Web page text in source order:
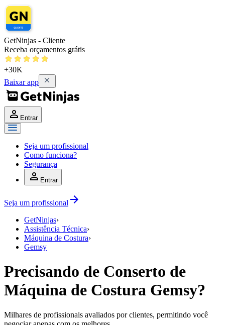
GetNinjas - Cliente
Receba orçamentos grátis
+30K
Baixar app
Entrar
Seja um profissional
Como funciona?
Segurança
Entrar
Seja um profissional
GetNinjas›
Assistência Técnica›
Máquina de Costura›
Gemsy
Precisando de Conserto de
Máquina de Costura Gemsy?
Milhares de profissionais avaliados por clientes, permitindo você